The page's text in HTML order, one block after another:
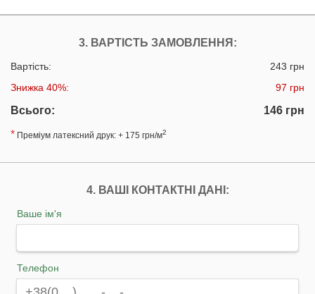
3. ВАРТІСТЬ ЗАМОВЛЕННЯ:
Вартість:
243 грн
Знижка 40%:
97 грн
Всього:
146 грн
* Преміум латексний друк: + 175 грн/м2
4. ВАШІ КОНТАКТНІ ДАНІ:
Ваше ім'я
Телефон